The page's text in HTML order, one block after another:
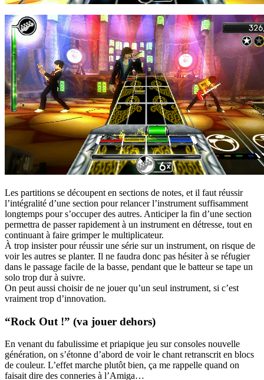
Les partitions se découpent en sections de notes, et il faut réussir
l’intégralité d’une section pour relancer l’instrument suffisamment
longtemps pour s’occuper des autres. Anticiper la fin d’une section
permettra de passer rapidement à un instrument en détresse, tout en
continuant à faire grimper le multiplicateur.
À trop insister pour réussir une série sur un instrument, on risque de
voir les autres se planter. Il ne faudra donc pas hésiter à se réfugier
dans le passage facile de la basse, pendant que le batteur se tape un
solo trop dur à suivre.
On peut aussi choisir de ne jouer qu’un seul instrument, si c’est
vraiment trop d’innovation.
“Rock Out !” (va jouer dehors)
En venant du fabulissime et priapique jeu sur consoles nouvelle
génération, on s’étonne d’abord de voir le chant retranscrit en blocs
de couleur. L’effet marche plutôt bien, ça me rappelle quand on
faisait dire des conneries à l’Amiga…